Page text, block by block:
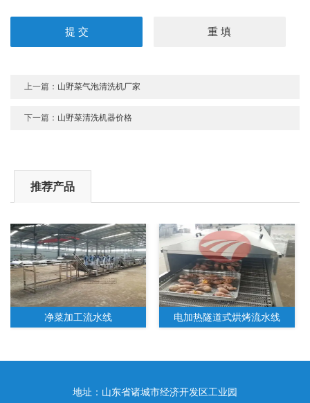
上一篇： 山野菜气泡清洗机厂家
下一篇： 山野菜清洗机器价格
推荐产品
净菜加工流水线 电加热隧道式烘烤流水线
地址：山东省诸城市经济开发区工业园